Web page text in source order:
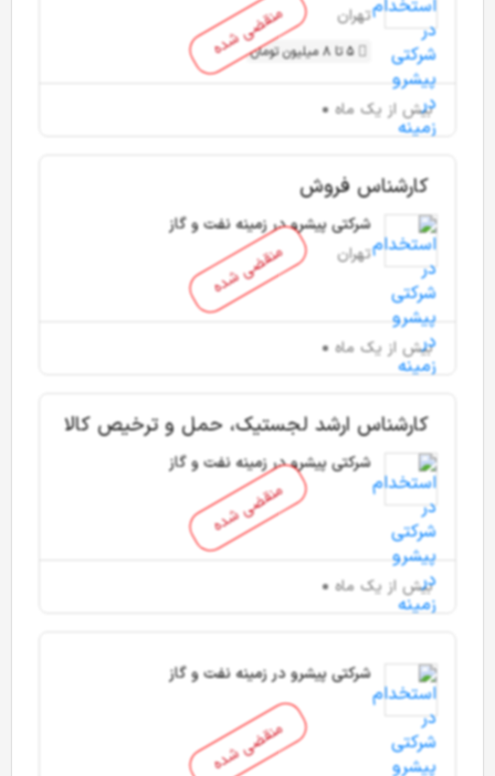
منقضی شده
تهران
5 تا 8 میلیون تومان
بیش از یک ماه
منقضی شده
کارشناس فروش
شرکتی پیشرو در زمینه نفت و گاز
تهران
بیش از یک ماه
منقضی شده
کارشناس ارشد لجستیک، حمل و ترخیص کالا
شرکتی پیشرو در زمینه نفت و گاز
بیش از یک ماه
منقضی شده
شرکتی پیشرو در زمینه نفت و گاز